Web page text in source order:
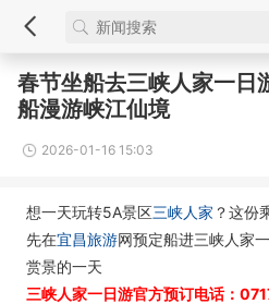
春节坐船去三峡人家一日
船漫游峡江仙境
2026-01-16 15:03
想一天玩转5A景区三峡人家 ？这份
先在宜昌旅游网预定船进三峡人家
赏景的一天
三峡人家一日游官方预订电话：